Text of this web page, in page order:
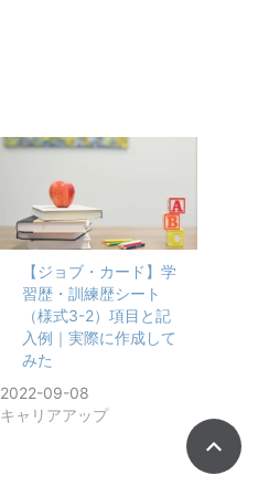
【ジョブ・カード】学
習歴・訓練歴シート
（様式3-2）項目と記
入例｜実際に作成して
みた
2022-09-08
キャリアアップ